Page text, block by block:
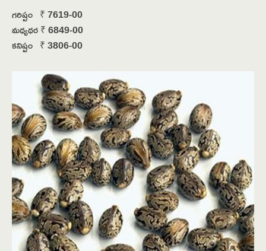
గరిష్టం ₹ 7619-00
మధ్యధర ₹ 6849-00
కనిష్టం ₹ 3806-00